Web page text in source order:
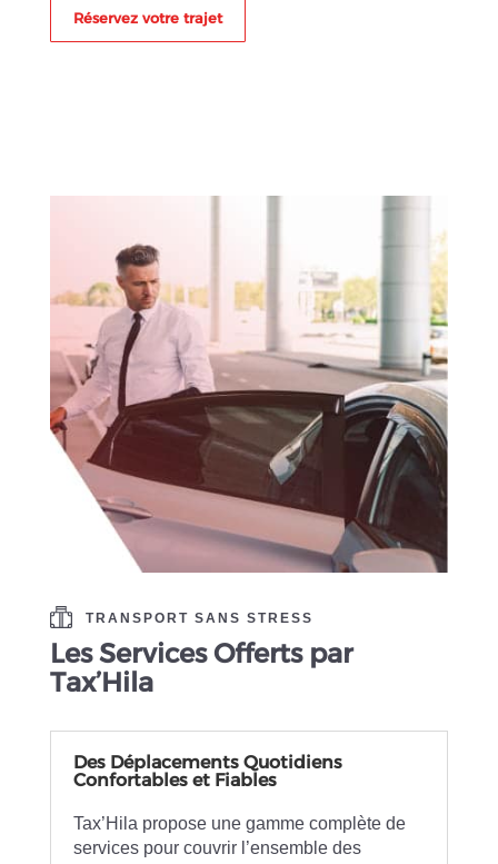
Réservez votre trajet
TRANSPORT SANS STRESS
Les Services Offerts par
Tax’Hila
Des Déplacements Quotidiens
Confortables et Fiables
Tax’Hila propose une gamme complète de
services pour couvrir l’ensemble des